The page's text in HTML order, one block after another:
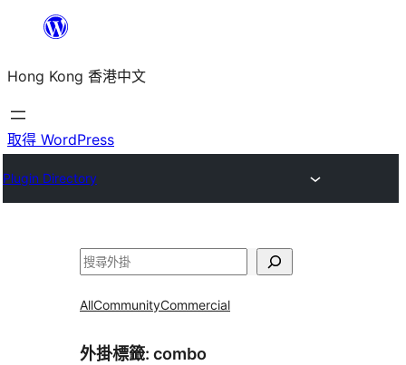
主
要
內
Hong Kong 香港中文
取得 WordPress
Plugin Directory
搜
AllCommunityCommercial
外掛標籤: combo